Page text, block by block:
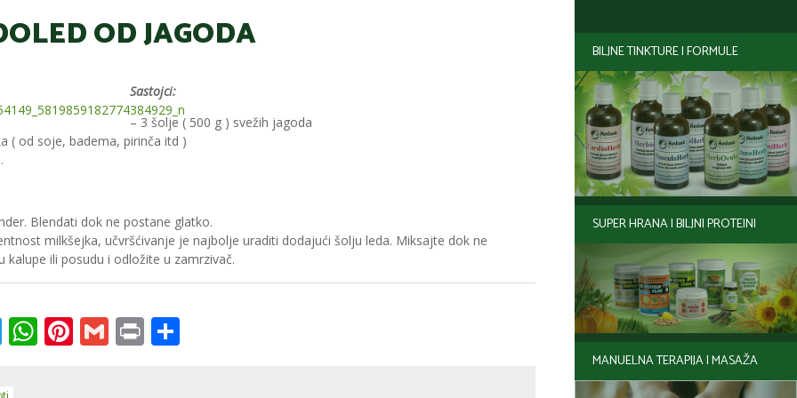
BILJNE TINKTURE I FORMULE
SUPER HRANA I BILJNI PROTEINI
MANUELNA TERAPIJA I MASAŽA
OD JAGODA
Sastojci:
– 3 šolje ( 500 g ) svežih jagoda
( od soje, badema, pirinča itd )
Blendati dok ne postane glatko.
milkšejka, učvršćivanje je najbolje uraditi dodajući šolju leda. Miksajte dok ne
kalupe ili posudu i odložite u zamrzivač.
Twitter
WhatsApp
Pinterest
Gmail
Print